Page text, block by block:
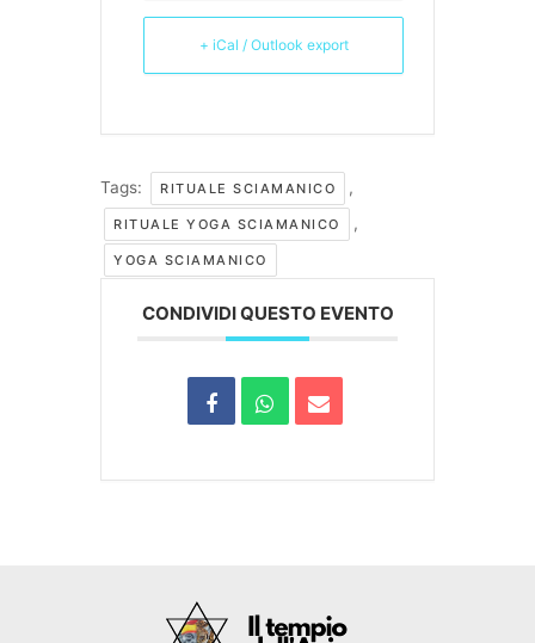
+ iCal / Outlook export
Tags: RITUALE SCIAMANICO ,
RITUALE YOGA SCIAMANICO ,
YOGA SCIAMANICO
CONDIVIDI QUESTO EVENTO